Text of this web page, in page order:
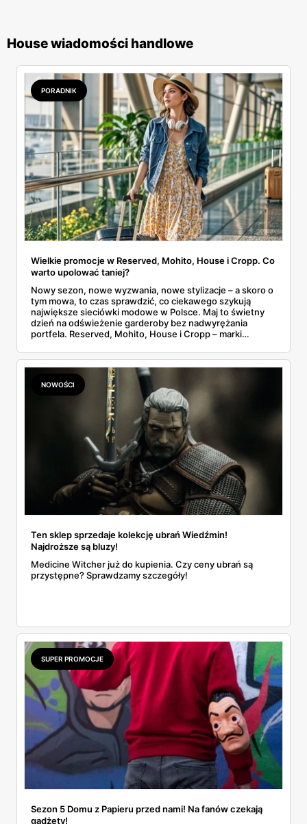
House wiadomości handlowe
PORADNIK
Wielkie promocje w Reserved, Mohito, House i Cropp. Co
warto upolować taniej?
Nowy sezon, nowe wyzwania, nowe stylizacje – a skoro o
tym mowa, to czas sprawdzić, co ciekawego szykują
największe sieciówki modowe w Polsce. Maj to świetny
dzień na odświeżenie garderoby bez nadwyrężania
portfela. Reserved, Mohito, House i Cropp – marki
odzieżowych LPP – kuszą promocjami, zniżkami i
dodatkowymi rabatami. Gdzie warto zajrzeć i co
konkretnie kupić taniej?
NOWOŚCI
Ten sklep sprzedaje kolekcję ubrań Wiedźmin!
Najdroższe są bluzy!
Medicine Witcher już do kupienia. Czy ceny ubrań są
przystępne? Sprawdzamy szczegóły!
SUPER PROMOCJE
Sezon 5 Domu z Papieru przed nami! Na fanów czekają
gadżety!